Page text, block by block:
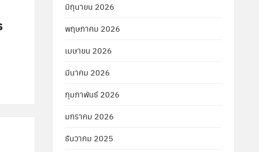
มิถุนายน 2026
พฤษภาคม 2026
เมษายน 2026
มีนาคม 2026
กุมภาพันธ์ 2026
มกราคม 2026
ธันวาคม 2025